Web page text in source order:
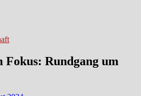
Fokus: Rundgang um